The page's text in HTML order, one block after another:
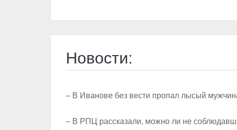
Новости:
– В Иванове без вести пропал лысый
– В РПЦ рассказали, можно ли не